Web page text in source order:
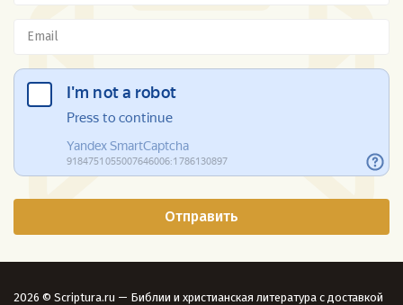
2026 © Scriptura.ru — Библии и христианская литература с доставкой